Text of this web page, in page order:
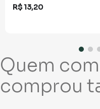
R$13,20
Quem
comprou